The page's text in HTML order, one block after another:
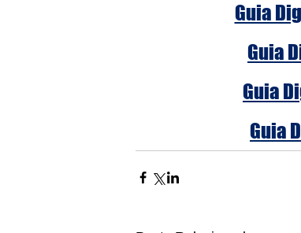
Guia
Guia
Guia
Guia